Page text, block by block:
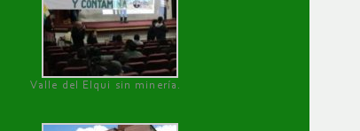
Valle del Elqui sin minería.